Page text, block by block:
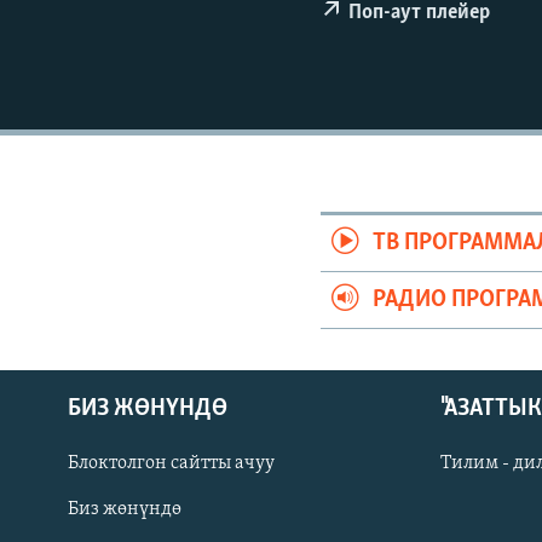
Поп-аут плейер
ТВ
РАДИО
БИЗ ЖӨНҮНДӨ
Блоктолгон сайтты ачуу
Биз жөнүндө
Тилим -